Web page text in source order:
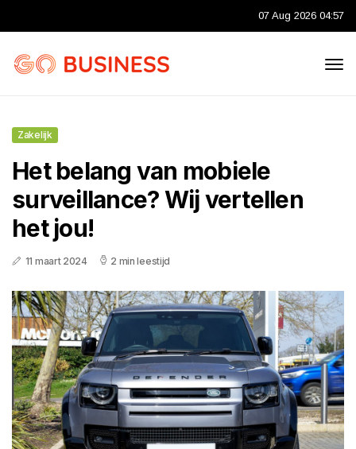
07 Aug 2026 04:57
Zakelijk
Het belang van mobiele
surveillance? Wij vertellen
het jou!
11 maart 2024 2 min leestijd